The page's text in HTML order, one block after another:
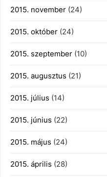
2015. november (24)
2015. október (24)
2015. szeptember (10)
2015. augusztus (21)
2015. július (14)
2015. június (22)
2015. május (24)
2015. április (28)